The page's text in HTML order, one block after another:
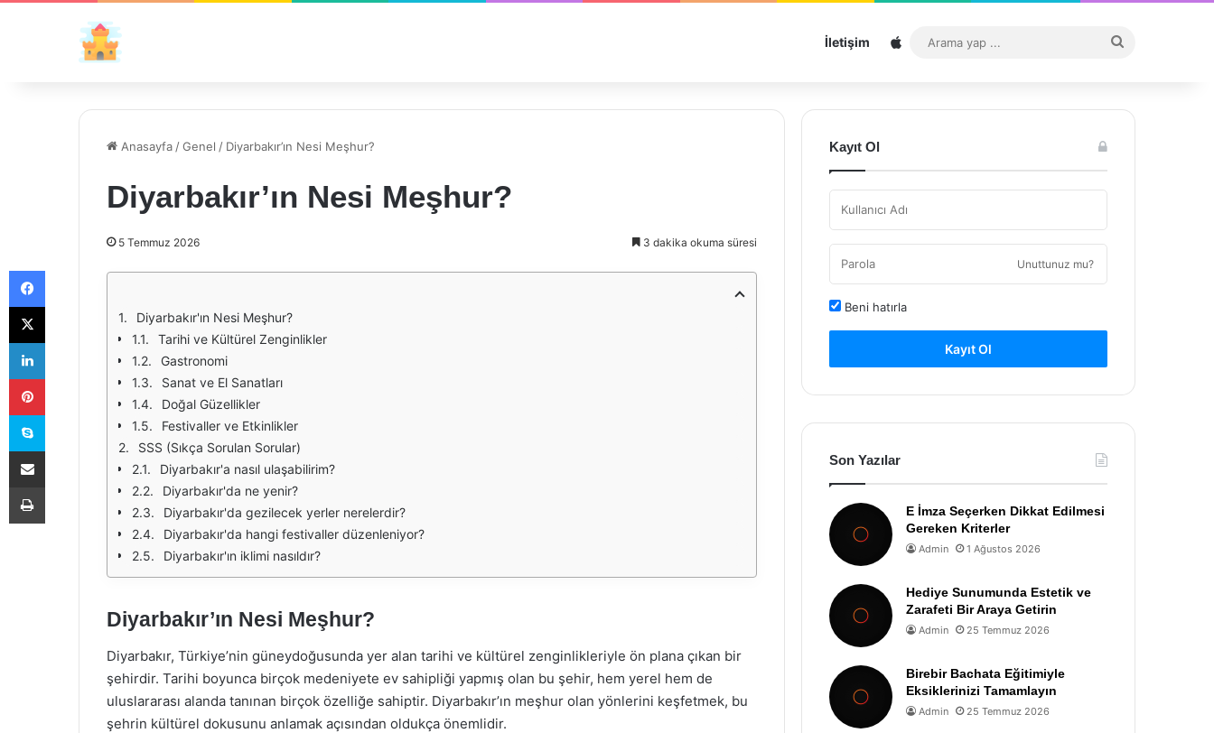
İletişim Sitemap
...
Anasayfa /Genel / Diyarbakır’ın Nesi Meşhur?
Diyarbakır’ın Nesi Meşhur?
5 Temmuz 2026 3 dakika okuma süresi
Diyarbakır'ın Nesi Meşhur?
Tarihi ve Kültürel Zenginlikler
Gastronomi
Sanat ve El Sanatları
Doğal Güzellikler
Festivaller ve Etkinlikler
SSS (Sıkça Sorulan Sorular)
Diyarbakır'a nasıl ulaşabilirim?
Diyarbakır'da ne yenir?
Diyarbakır'da gezilecek yerler nerelerdir?
Diyarbakır'da hangi festivaller düzenleniyor?
Diyarbakır'ın iklimi nasıldır?
Diyarbakır’ın Nesi Meşhur?
Diyarbakır, Türkiye’nin güneydoğusunda yer alan tarihi ve kültürel zenginlikleriyle ön plana çıkan bir
şehirdir. Tarihi boyunca birçok medeniyete ev sahipliği yapmış olan bu şehir, hem yerel hem de
uluslararası alanda tanınan birçok özelliğe sahiptir. Diyarbakır’ın meşhur olan yönlerini keşfetmek, bu
şehrin kültürel dokusunu anlamak açısından oldukça önemlidir.
Kayıt Ol
Unuttunuz mu?
Beni hatırla
Kayıt Ol
Son Yazılar
E İmza Seçerken Dikkat Edilmesi
Gereken Kriterler
Admin 1 Ağustos 2026
Hediye Sunumunda Estetik ve
Zarafeti Bir Araya Getirin
Admin 25 Temmuz 2026
Birebir Bachata Eğitimiyle
Eksiklerinizi Tamamlayın
Admin 25 Temmuz 2026
Facebook
X
LinkedIn
Pinterest
Skype
E-Posta ile paylaş